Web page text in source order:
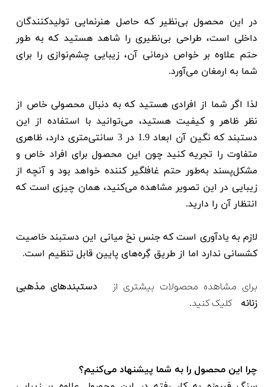
در این محصول بی‌نظیر که حاصل هنرنمایی تولیدکنندگان
داخلی است، طراحی بی‌نظیری را شاهد هستید که به طور
حتم علاوه بر خواص درمانی آن، زیبایی چشم‌نوازی را برای
شما به ارمغان می‌آورد.
لذا اگر شما از افرادی هستید که به دنبال محصولی خاص از
نظر ظاهر و کیفیت هستید، می‌توانید با استفاده از این
دستبند که نگین آن ابعاد 1.9 در 3 سانتی‌متری دارد، ظاهری
متفاوت را تجریه کنید چون این محصول برای افراد خاص و
مشکل‌پسند به‌طور حتم غافلگیر کننده خواهد بود و آنچه از
زیبایی در این تصویر مشاهده می‌کنید، همان چیزی است که
انتظار آن را دارید.
لازم به یادآوری است که جنس نخ میانی این دستبند خاصیت
کشسانی ندارد اما از طریق گِره‌های پایین قابل تنظیم است.
برای مشاهده محصولات بیشتری از دستبندهای مذهبی
زنانه کلیک کنید.
چرا این محصول را به شما پیشنهاد می‌کنیم؟